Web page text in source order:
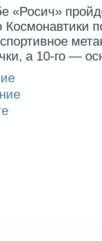
«Росич»
а 10-го —